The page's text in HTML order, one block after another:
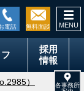
採用
情報
）